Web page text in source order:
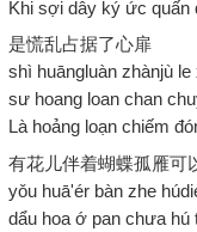
Khi sợi dây ký ức quấn
是慌乱占据了心扉
shì huāngluàn zhànjù le
sư hoang loan chan
Là hoảng loạn chiếm
有花儿伴着蝴蝶孤雁可
yǒu huā'ér bàn zhe
dẩu hoa ớ pan chưa